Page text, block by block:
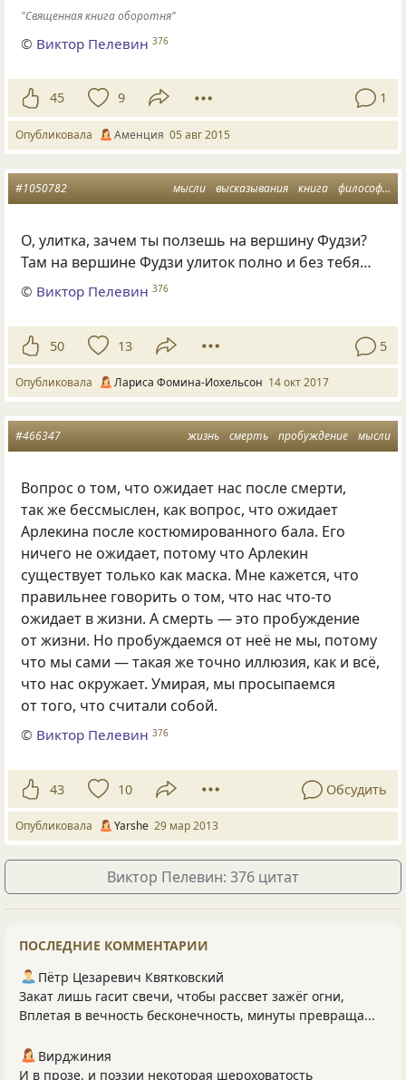
"Священная книга оборотня"
© Виктор Пелевин 376
45 9 1
Опубликовала Аменция 05 авг 2015
мысли высказывания книга философия жизни
#1050782
О, улитка, зачем ты ползешь на вершину Фудзи?
Там на вершине Фудзи улиток полно и без тебя…
© Виктор Пелевин 376
50 13 5
Опубликовала Лариса Фомина-Иохельсон 14 окт 2017
жизнь смерть пробуждение мысли
#466347
Вопрос о том, что ожидает нас после смерти,
так же бессмыслен, как вопрос, что ожидает
Арлекина после костюмированного бала. Его
ничего не ожидает, потому что Арлекин
существует только как маска. Мне кажется, что
правильнее говорить о том, что нас что-то
ожидает в жизни. А смерть — это пробуждение
от жизни. Но пробуждаемся от неё не мы, потому
что мы сами — такая же точно иллюзия, как и всё,
что нас окружает. Умирая, мы просыпаемся
от того, что считали собой.
© Виктор Пелевин 376
43 10 Обсудить
Опубликовала Yarshe 29 мар 2013
Виктор Пелевин: 376 цитат
ПОСЛЕДНИЕ КОММЕНТАРИИ
Пётр Цезаревич Квятковский
Закат лишь гасит свечи, чтобы рассвет зажёг огни,
Вплетая в вечность бесконечность, минуты превраща...
Вирджиния
И в прозе, и поэзии некоторая шероховатость